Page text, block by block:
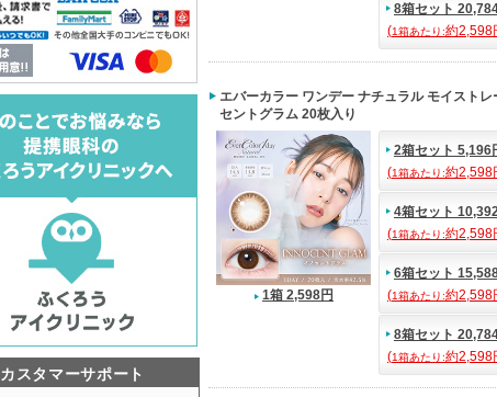
カスタマーサポート
8箱セット
(1箱あたり:約2,598
エバーカラー ワンデー ナチュラル モイストレ
セントグラム 20枚入り
1箱 2,598円
2箱セット 5,196
(1箱あたり:約2,598
4箱セット
(1箱あたり:約2,598
6箱セット
(1箱あたり:約2,598
8箱セット
(1箱あたり:約2,598